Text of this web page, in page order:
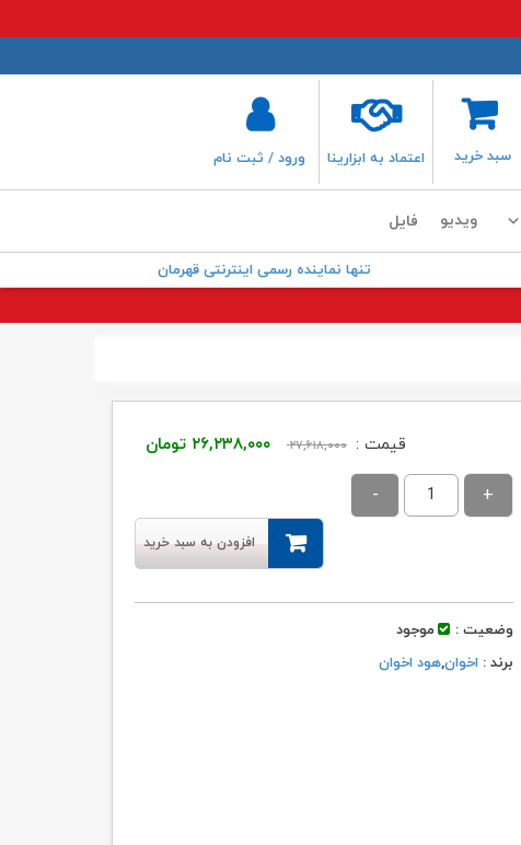
سبد خرید اعتماد به ابزارینا ورود / ثبت نام
ویدیو فایل
تنها نماینده رسمی اینترنتی قهرمان
قیمت : ۲۷,۶۱۸,۰۰۰
قیمت
۲۶,۲۳۸,۰۰۰ تومان
افزودن به سبد خرید
وضعیت :
موجود
برند : اخوان,هود اخوان